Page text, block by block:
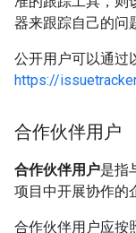
器来跟踪自己的问
公开用户可以通过
https://
合作伙伴用户
合作伙伴用户是指
项目中开展协作的
合作伙伴用户应按